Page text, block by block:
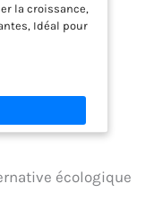
la croissance,
Idéal pour
Dosage simple
Nutri-Dose
l’arrière de
Pratique,
Utilisable en
phosphore etécologique